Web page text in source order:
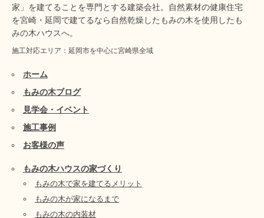
家」を建てることを専門とする建築会社。自然素材の健康住宅
を宮崎・延岡で建てるなら自然乾燥したもみの木を使用したも
みの木ハウスへ。
施工対応エリア：延岡市を中心に宮崎県全域
ホーム
もみの木ブログ
見学会・イベント
施工事例
お客様の声
もみの木ハウスの家づくり
もみの木で家を建てるメリット
もみの木が家になるまで
もみの木の内装材